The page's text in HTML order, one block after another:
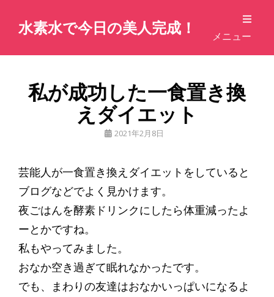
水素水で今日の美人完成！ メニュー
私が成功した一食置き換
えダイエット
公
日
2021年2月8日
芸能人が一食置き換えダイエットをしていると
ブログなどでよく見かけます。
夜ごはんを酵素ドリンクにしたら体重減ったよ
ーとかですね。
私もやってみました。
おなか空き過ぎて眠れなかったです。
でも、まわりの友達はおなかいっぱいになるよ